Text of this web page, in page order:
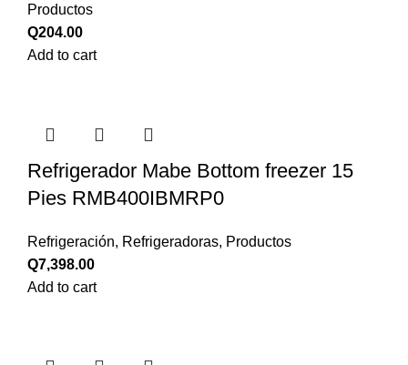
Productos
Q204.00
Add to cart
Refrigerador Mabe Bottom freezer 15
Pies RMB400IBMRP0
Refrigeración, Refrigeradoras, Productos
Q7,398.00
Add to cart